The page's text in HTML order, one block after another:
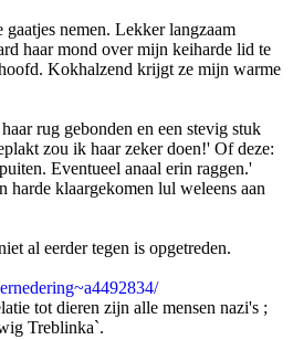
nemen. Lekker langzaam
haar mond over mijn keiharde lid te
Kokhalzend krijgt ze mijn warme
rug gebonden en een stevig stuk
zou ik haar zeker doen!' Of deze:
Eventueel anaal erin raggen.'
harde klaargekomen lul weleens aan
al eerder tegen is opgetreden.
tot dieren zijn alle mensen nazi's ;
Treblinka`.